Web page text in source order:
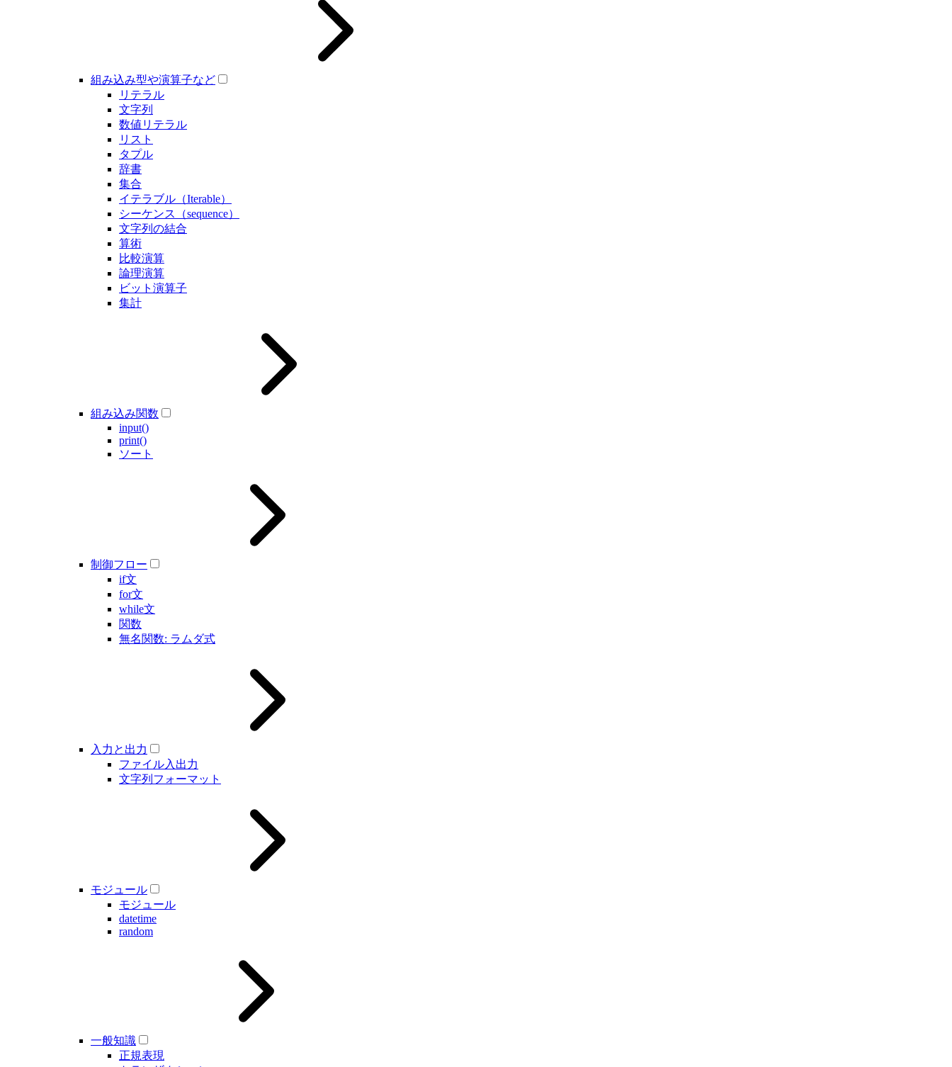
組み込み型や演算子など
リテラル
文字列
数値リテラル
リスト
タプル
辞書
集合
イテラブル（Iterable）
シーケンス（sequence）
文字列の結合
算術
比較演算
論理演算
ビット演算子
集計
組み込み関数
input()
print()
ソート
制御フロー
if文
for文
while文
関数
無名関数: ラムダ式
入力と出力
ファイル入出力
文字列フォーマット
モジュール
モジュール
datetime
random
一般知識
正規表現